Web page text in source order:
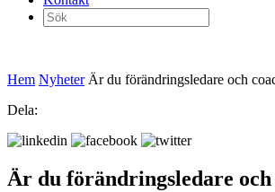
Sök
efter:
Hem Nyheter Är du förändringsledare och
Dela:
Är du förändringsledare och